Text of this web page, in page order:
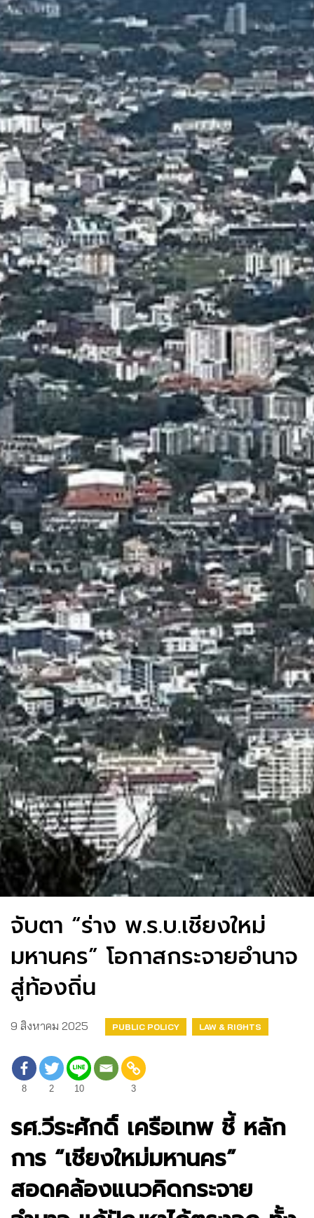
จับตา “ร่าง พ.ร.บ.เชียงใหม่
มหานคร” โอกาสกระจายอำนาจ
สู่ท้องถิ่น
9 สิงหาคม 2025 PUBLIC POLICY LAW & RIGHTS
8 2 10 3
รศ.วีระศักดิ์ เครือเทพ ชี้ หลัก
การ “เชียงใหม่มหานคร”
สอดคล้องแนวคิดกระจาย